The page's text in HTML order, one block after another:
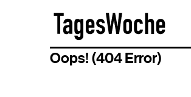
Oops! (404 Error)